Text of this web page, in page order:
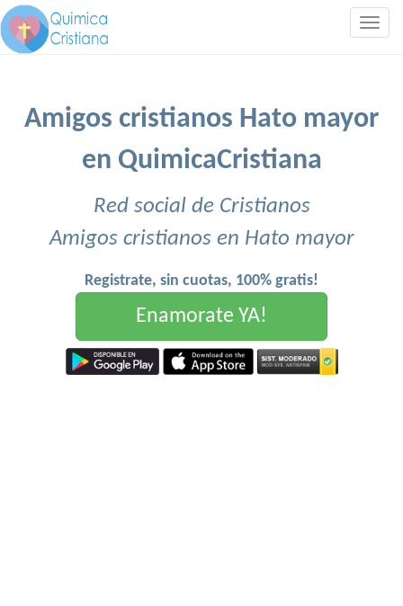
Amigos cristianos Hato mayor
en QuimicaCristiana
Red social de Cristianos
Amigos cristianos en Hato mayor
Registrate, sin cuotas, 100% gratis!
Enamorate YA!